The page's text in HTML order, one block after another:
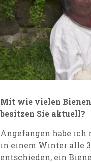
Mit wie vielen
besitzen Sie aktuell?
Angefangen habe ich
in einem Winter alle
entschieden, ein